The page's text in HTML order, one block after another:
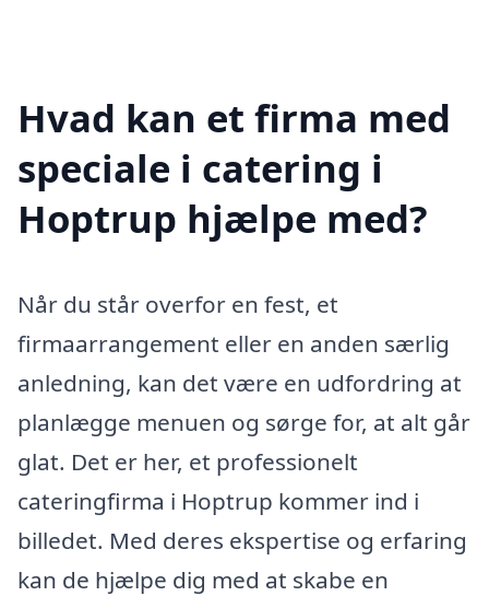
Hvad kan et firma med
speciale i catering i
Hoptrup hjælpe med?
Når du står overfor en fest, et
firmaarrangement eller en anden særlig
anledning, kan det være en udfordring at
planlægge menuen og sørge for, at alt går
glat. Det er her, et professionelt
cateringfirma i Hoptrup kommer ind i
billedet. Med deres ekspertise og erfaring
kan de hjælpe dig med at skabe en